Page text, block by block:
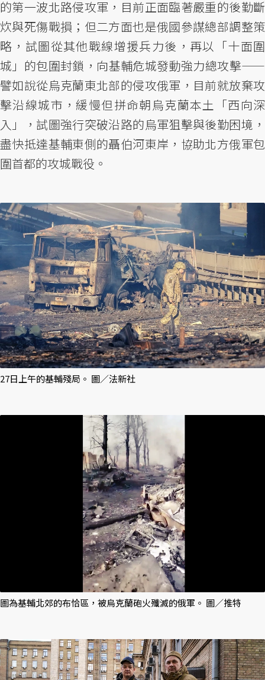
的第一波北路侵攻軍，目前正面臨著嚴重的後勤斷
炊與死傷戰損；但二方面也是俄國參謀總部調整策
略，試圖從其他戰線增援兵力後，再以「十面圍
城」的包圍封鎖，向基輔危城發動強力總攻擊——
譬如說從烏克蘭東北部的侵攻俄軍，目前就放棄攻
擊沿線城市，緩慢但拼命朝烏克蘭本土「西向深
入」，試圖強行突破沿路的烏軍狙擊與後勤困境，
盡快抵達基輔東側的聶伯河東岸，協助北方俄軍包
圍首都的攻城戰役。
27日上午的基輔殘局。 圖／法新社
圖為基輔北郊的布恰區，被烏克蘭砲火殲滅的俄軍。 圖／推特